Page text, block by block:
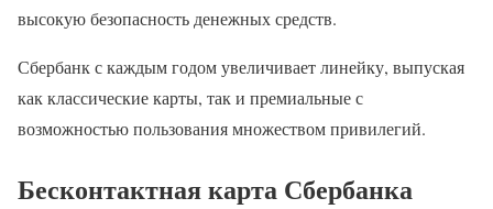
высокую безопасность денежных средств.
Сбербанк с каждым годом увеличивает линейку, выпуская
как классические карты, так и премиальные с
возможностью пользования множеством привилегий.
Бесконтактная карта Сбербанка